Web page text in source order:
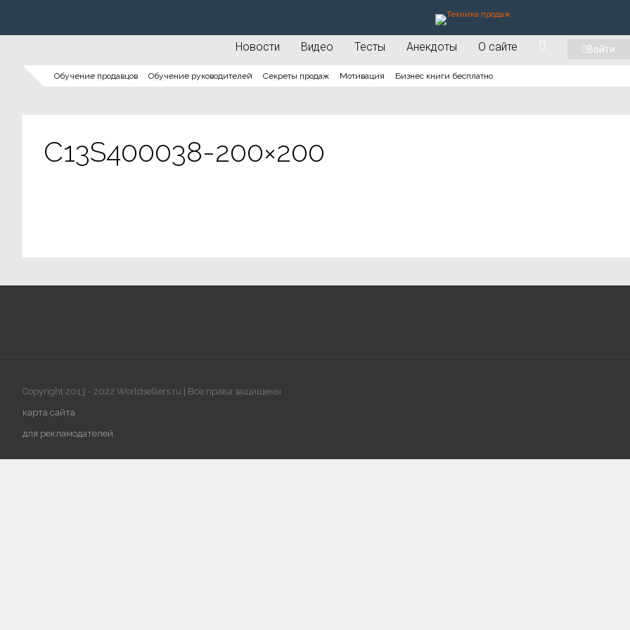
Новости Видео Тесты Анекдоты О сайте Войти
Обучение продавцов Обучение руководителей Секреты продаж Мотивация Бизнес книги бесплатно
C13S400038-200×200
Copyright 2013 - 2022 Worldsellers.ru | Все права защищены
карта сайта
для рекламодателей